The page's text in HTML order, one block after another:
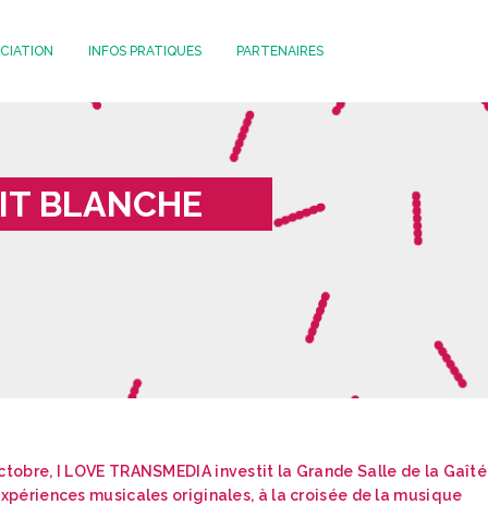
INFOS PRATIQUES PARTENAIRES
BLANCHE
I LOVE TRANSMEDIA investit la Grande Salle de la Gaîté
musicales originales, à la croisée de la musique